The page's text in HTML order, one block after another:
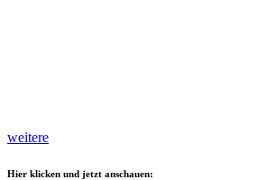
weitere
Hier klicken und jetzt anschauen: